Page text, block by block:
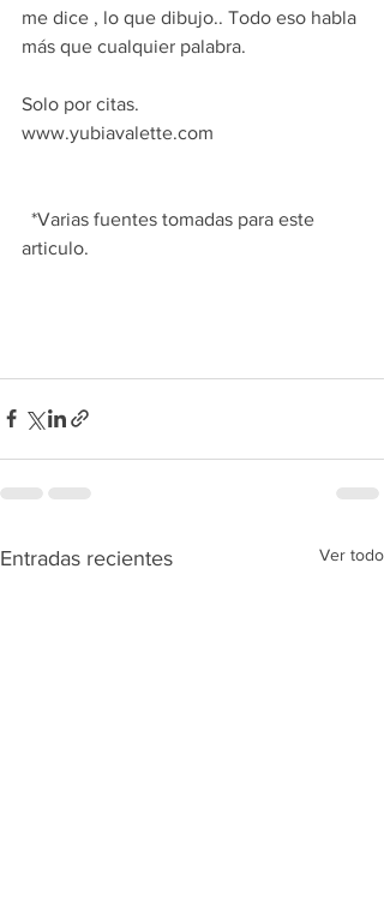
me dice , lo que dibujo.. Todo eso habla
más que cualquier palabra.
Solo por citas.
www.yubiavalette.com
articulo.
Entradas recientes Ver todo